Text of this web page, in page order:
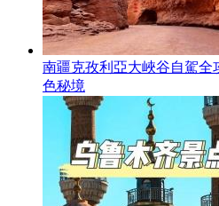
南疆克孜利亞大峽谷自駕全
色秘境